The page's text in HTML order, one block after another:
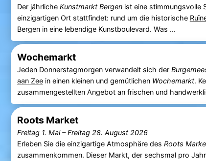
Der jährliche Kunstmarkt Bergenist eine stimmungsvolle
einzigartigen Ort stattfindet: rund um die historische
Bergen in eine lebendige Kunstboulevard. Was ...
Wochemarkt
Jeden Donnerstagmorgen verwandelt sich der
aan Zeein einen kleinen und gemütlichen Wochemarkt.
zusammengestellten Angebot an frischen und
Roots Market
Freitag 1. Mai–Freitag 28. August 2026
Erleben Sie die einzigartige Atmosphäre des Roots
zusammenkommen. Dieser Markt, der sechsmal pro